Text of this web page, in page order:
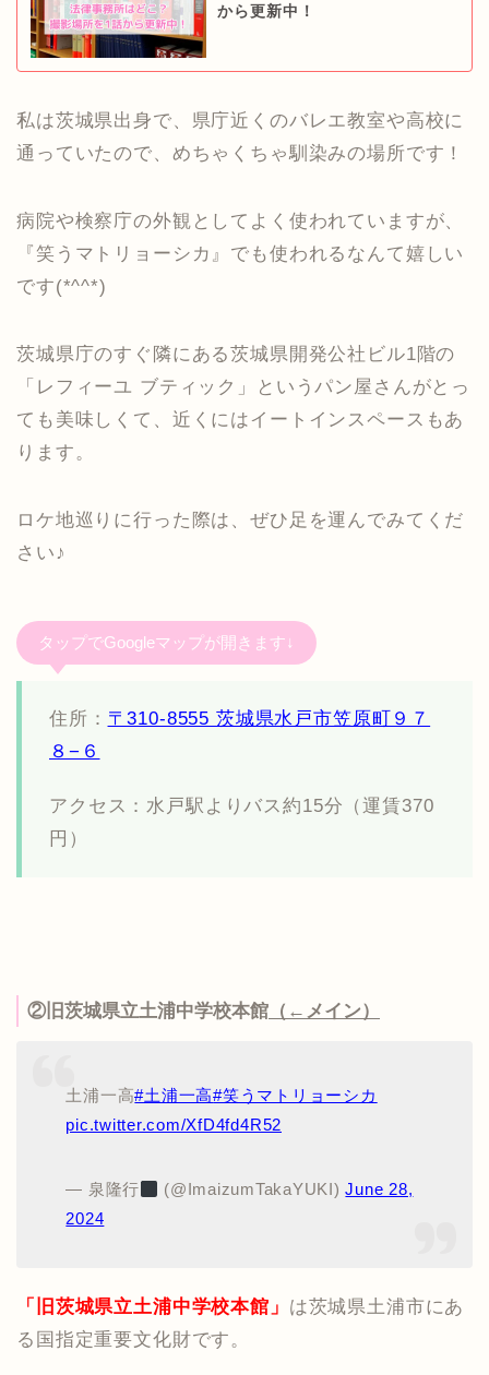
から更新中！
私は茨城県出身で、県庁近くのバレエ教室や高校に
通っていたので、めちゃくちゃ馴染みの場所です！
病院や検察庁の外観としてよく使われていますが、
『笑うマトリョーシカ』でも使われるなんて嬉しい
です(*^^*)
茨城県庁のすぐ隣にある茨城県開発公社ビル1階の
「レフィーユ ブティック」というパン屋さんがとっ
ても美味しくて、近くにはイートインスペースもあ
ります。
ロケ地巡りに行った際は、ぜひ足を運んでみてくだ
さい♪
タップでGoogleマップが開きます↓
住所： 〒310-8555 茨城県水戸市笠原町９７
８−６
アクセス：水戸駅よりバス約15分（運賃370
円）
②旧茨城県立土浦中学校本館 （←メイン）
土浦一高#土浦一高#笑うマトリョーシカ
pic.twitter.com/XfD4fd4R52
— 泉隆行‍ (@ImaizumTakaYUKI)June 28,
2024
「旧茨城県立土浦中学校本館」 は茨城県土浦市にあ
る国指定重要文化財です。